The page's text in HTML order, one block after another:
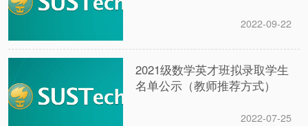
2022-09-22
2021级数学英才班拟录取学生
名单公示（教师推荐方式）
2022-07-25